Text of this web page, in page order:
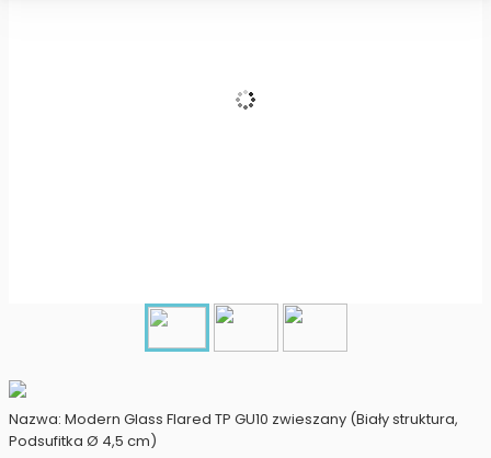
Nazwa: Modern Glass Flared TP GU10 zwieszany (Biały struktura,
Podsufitka Ø 4,5 cm)